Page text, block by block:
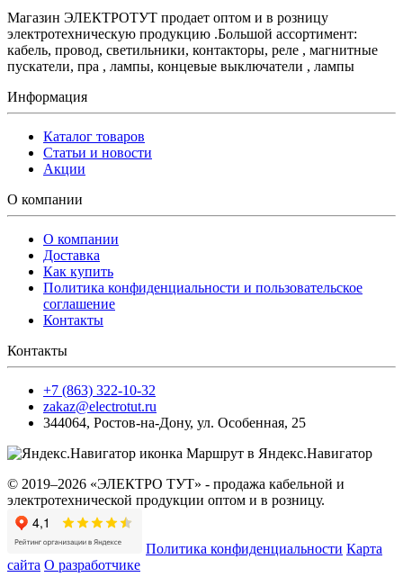
Магазин ЭЛЕКТРОТУТ продает оптом и в розницу
электротехническую продукцию .Большой ассортимент:
кабель, провод, светильники, контакторы, реле , магнитные
пускатели, пра , лампы, концевые выключатели , лампы
Информация
Каталог товаров
Статьи и новости
Акции
О компании
О компании
Доставка
Как купить
Политика конфиденциальности и пользовательское
соглашение
Контакты
Контакты
+7 (863) 322-10-32
zakaz@electrotut.ru
344064, Ростов-на-Дону, ул. Особенная, 25
Маршрут в Яндекс.Навигатор
© 2019–2026 «ЭЛЕКТРО ТУТ» - продажа кабельной и
электротехнической продукции оптом и в розницу.
Политика конфиденциальности Карта
сайта О разработчике